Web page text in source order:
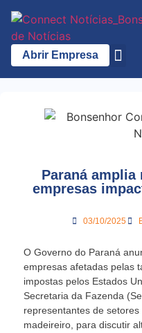
Abrir Empresa
Paraná amplia
empresas
03/10/2025
O Governo do Paraná
empresas afetadas pelas
impostas pelos Estados
Secretaria da Fazenda
representantes de
madeireiro, para discutir